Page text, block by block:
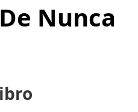
Nunca